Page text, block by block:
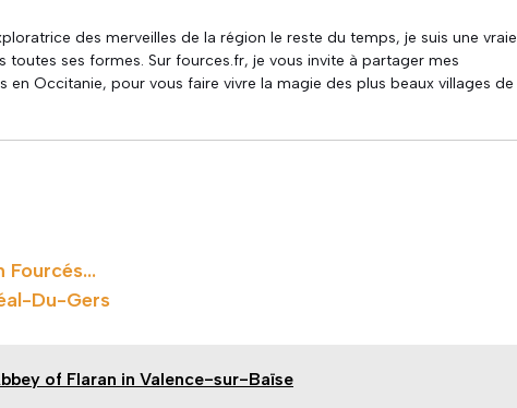
des merveilles de la région le reste du temps, je suis une vraie
toutes ses formes. Sur fources.fr, je vous invite à partager mes
en Occitanie, pour vous faire vivre la magie des plus beaux villages de
Fourcés…
Du-Gers
of Flaran in Valence-sur-Baïse